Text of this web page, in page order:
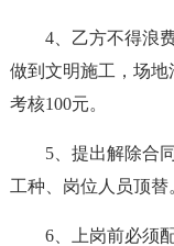
4、乙方不得浪
做到文明施工，场
考核100元。
5、提出解除合
工种、岗位人员顶替
6、上岗前必须